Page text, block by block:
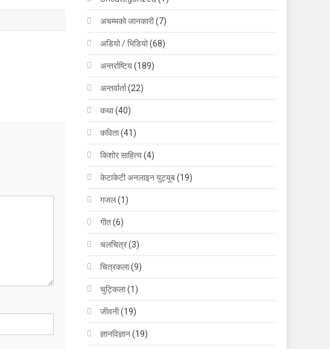
अचम्मको जानकारी(7)
अडियो / भिडियो(68)
अन्तर्राष्टिय(189)
अन्तर्वार्ता(22)
कथा(40)
कविता(41)
किशोर साहित्य(4)
केटाकेटी अनलाइन युट्युब(19)
गजल(1)
गीत(6)
चलचित्र(3)
चित्रकला(9)
चुट्किला(1)
जीवनी(19)
ज्ञानविज्ञान(19)